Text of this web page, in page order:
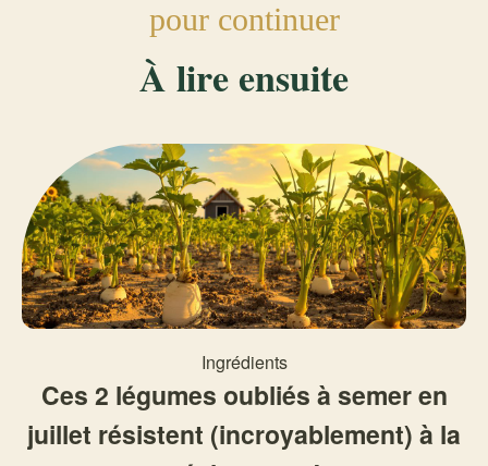
pour continuer
À lire ensuite
Ingrédients
Ces 2 légumes oubliés à semer en
juillet résistent (incroyablement) à la